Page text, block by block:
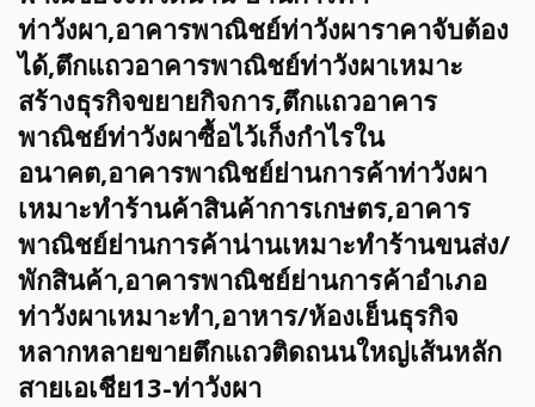
ท่าวังผา,อาคารพาณิชย์ท่าวังผาราคาจับต้อง
ได้,ตึกแถวอาคารพาณิชย์ท่าวังผาเหมาะ
สร้างธุรกิจขยายกิจการ,ตึกแถวอาคาร
พาณิชย์ท่าวังผาซื้อไว้เก็งกำไรใน
อนาคต,อาคารพาณิชย์ย่านการค้าท่าวังผา
เหมาะทำร้านค้าสินค้าการเกษตร,อาคาร
พาณิชย์ย่านการค้าน่านเหมาะทำร้านขนส่ง/
พักสินค้า,อาคารพาณิชย์ย่านการค้าอำเภอ
ท่าวังผาเหมาะทำ,อาหาร/ห้องเย็นธุรกิจ
หลากหลายขายตึกแถวติดถนนใหญ่เส้นหลัก
สายเอเชีย13-ท่าวังผา